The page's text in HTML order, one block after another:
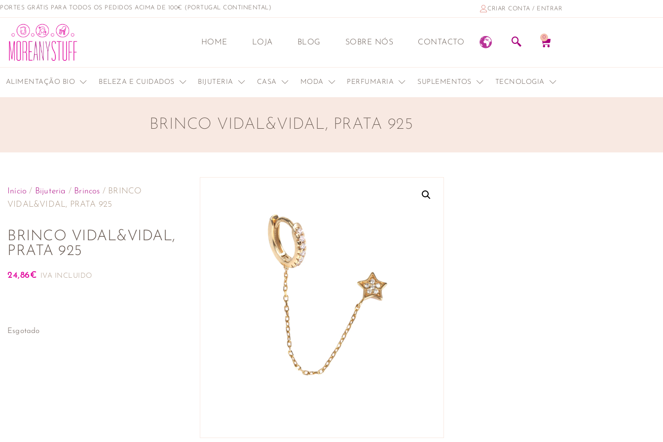
PORTES GRÁTIS PARA TODOS OS PEDIDOS ACIMA DE 100€ (PORTUGAL CONTINENTAL) CRIAR CONTA / ENTRAR
HOME LOJA BLOG SOBRE NÓS CONTACTO
0
ALIMENTAÇÃO BIO BELEZA E CUIDADOS BIJUTERIA CASA MODA PERFUMARIA SUPLEMENTOS TECNOLOGIA
BRINCO VIDAL&VIDAL, PRATA 925
Início / Bijuteria / Brincos / BRINCO
VIDAL&VIDAL, PRATA 925
BRINCO VIDAL&VIDAL,
PRATA 925
24,86€ IVA INCLUIDO
Esgotado